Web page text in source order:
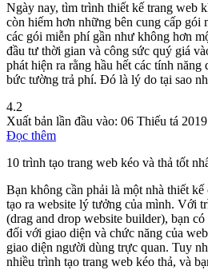
Ngày nay, tìm trình thiết kế trang web
còn hiếm hơn những bên cung cấp gói
các gói miễn phí gần như không hơn
đầu tư thời gian và công sức quý giá
phát hiện ra rằng hầu hết các tính năng
bức tường trả phí. Đó là lý do tại sao
4.2
Xuất bản lần đầu vào: 06 Thiếu tá 2019
Đọc thêm
10 trình tạo trang web kéo và thả tốt
Bạn không cần phải là một nhà thiết
tạo ra website lý tưởng của mình. Với
(drag and drop website builder), bạn
đối với giao diện và chức năng của
giao diện người dùng trực quan. Tuy
nhiều trình tạo trang web kéo thả, và